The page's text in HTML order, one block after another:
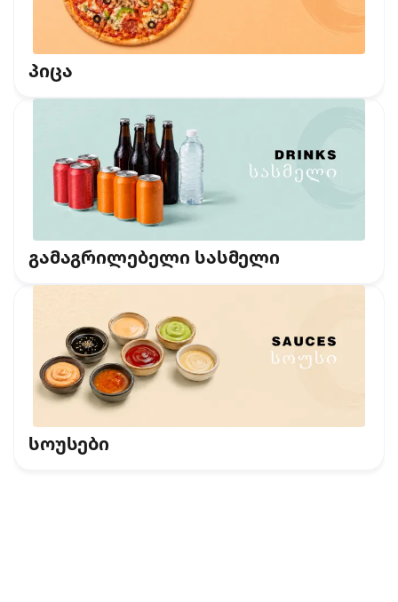
პიცა
გამაგრილებელი სასმელი
სოუსები